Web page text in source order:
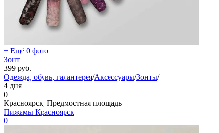
+ Ещё 0 фото
Зонт
399 руб.
Одежда, обувь, галантерея/Аксессуары/Зонты/
4 дня
0
Красноярск, Предмостная площадь
Пижамы Красноярск
0